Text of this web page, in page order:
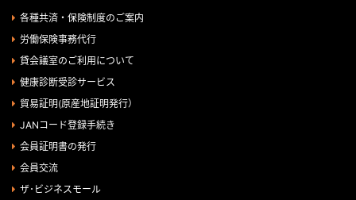
各種共済・保険制度のご案内
労働保険事務代行
貸会議室のご利用について
健康診断受診サービス
貿易証明(原産地証明発行）
JANコード登録手続き
会員証明書の発行
会員交流
ザ･ビジネスモール